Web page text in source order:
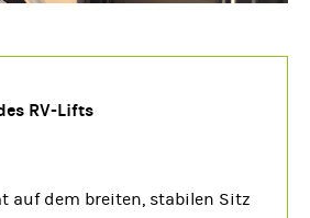
RV-Lifts
auf dem breiten, stabilen Sitz